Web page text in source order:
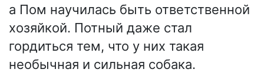
а Пом научилась быть ответственной
хозяйкой. Потный даже стал
гордиться тем, что у них такая
необычная и сильная собака.